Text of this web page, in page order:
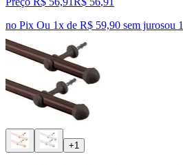
no Pix Ou 1x de R$ 59,90 sem jurosou 1
+1